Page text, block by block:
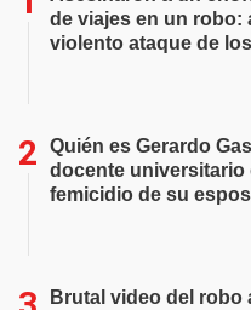
de viajes en un robo:
violento ataque de
Quién es Gerardo
docente universitario
femicidio de su
Brutal video del robo